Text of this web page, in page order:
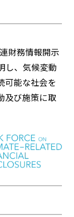
財務情報開示
し、気候変動
可能な社会を
及び施策に取